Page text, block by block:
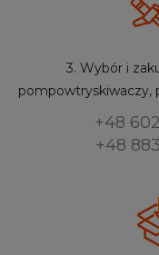
3. Wybór i
pompowtryskiwaczy,
+48
+48